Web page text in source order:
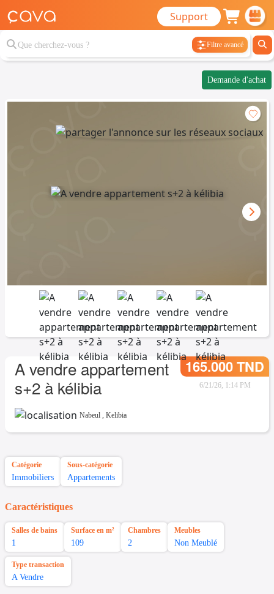
Support
Filtre avancé
Demande d'achat
A vendre appartement
s+2 à kélibia
165.000 TND
6/21/26, 1:14 PM
Nabeul , Kelibia
Catégorie
Immobiliers
Sous-catégorie
Appartements
Caractéristiques
Salles de bains
1
Surface en m²
109
Chambres
2
Meubles
Non Meublé
Type transaction
A Vendre